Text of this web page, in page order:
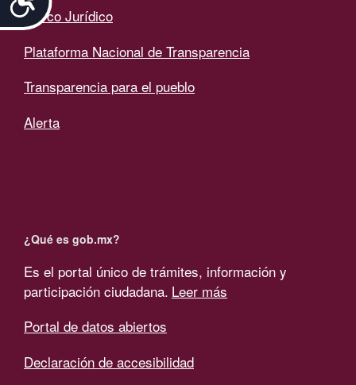
Marco Jurídico
Plataforma Nacional de Transparencia
Transparencia para el pueblo
Alerta
¿Qué es gob.mx?
Es el portal único de trámites, información y
participación ciudadana. Leer más
Portal de datos abiertos
Declaración de accesibilidad